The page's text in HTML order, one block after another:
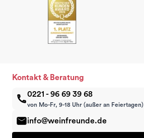
Kontakt & Beratung
0221 - 96 69 39 68
von Mo-Fr, 9-18 Uhr (außer an Feiertagen)
info@weinfreunde.de